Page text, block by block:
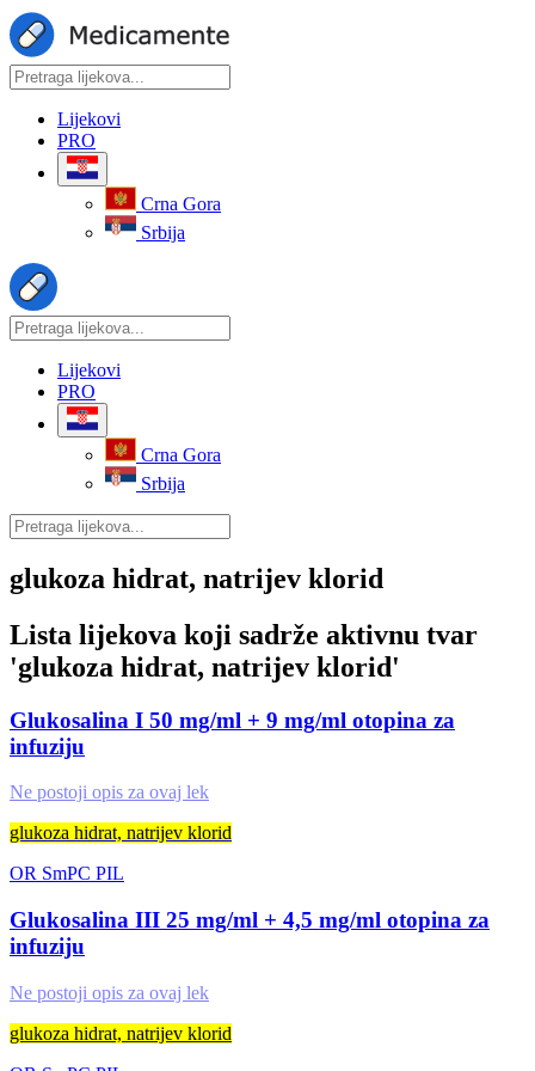
Lijekovi
PRO
Crna Gora
Srbija
Lijekovi
PRO
Crna Gora
Srbija
glukoza hidrat, natrijev klorid
Lista lijekova koji sadrže aktivnu tvar
'glukoza hidrat, natrijev klorid'
Glukosalina I 50 mg/ml + 9 mg/ml otopina za
infuziju
Ne postoji opis za ovaj lek
glukoza hidrat, natrijev klorid
OR SmPC PIL
Glukosalina III 25 mg/ml + 4,5 mg/ml otopina za
infuziju
Ne postoji opis za ovaj lek
glukoza hidrat, natrijev klorid